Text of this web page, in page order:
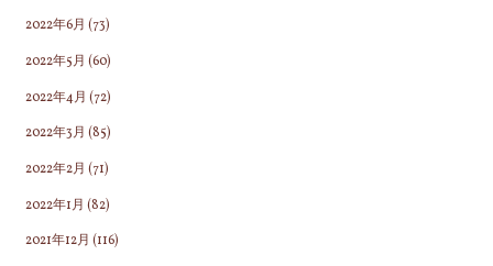
2022年6月 (73)
2022年5月 (60)
2022年4月 (72)
2022年3月 (85)
2022年2月 (71)
2022年1月 (82)
2021年12月 (116)